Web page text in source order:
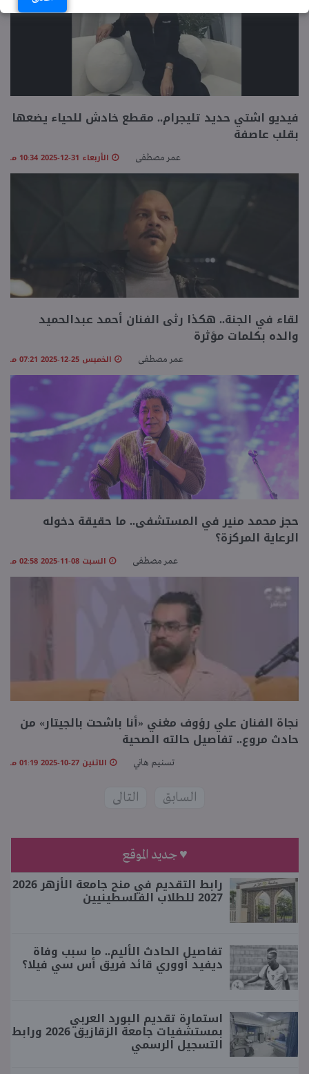
فيديو اشتي حديد تليجرام.. مقطع خادش للحياء يضعها
بقلب عاصفة
عمر مصطفى الأربعاء 31-12-2025 10:34 مـ
لقاء في الجنة.. هكذا رثى الفنان أحمد عبدالحميد
والده بكلمات مؤثرة
عمر مصطفى الخميس 25-12-2025 07:21 مـ
حجز محمد منير في المستشفى.. ما حقيقة دخوله
الرعاية المركزة؟
عمر مصطفى السبت 08-11-2025 02:58 مـ
نجاة الفنان علي رؤوف مغني «أنا باشحت بالجيتار» من
حادث مروع.. تفاصيل حالته الصحية
تسنيم هاني الاثنين 27-10-2025 01:19 مـ
السابق التالى
♥ جديد الموقع
رابط التقديم في منح جامعة الأزهر 2026
2027 للطلاب الفلسطينيين
تفاصيل الحادث الأليم.. ما سبب وفاة
ديفيد أووري قائد فريق أس سي فيلا؟
استمارة تقديم البورد العربي
بمستشفيات جامعة الزقازيق 2026 ورابط
التسجيل الرسمي